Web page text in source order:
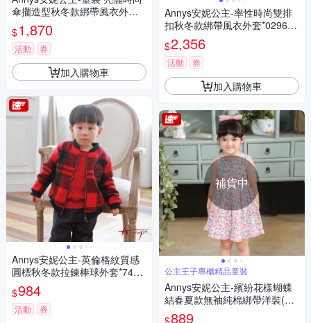
傘擺造型秋冬款綁帶風衣外套*
2298粉紅
$1,870
活動 券
加入購物車
Annys安妮公主-英倫格紋質感
圓標秋冬款拉鍊棒球外套*7478
紅色
$984
活動 券
Annys安妮公主-率性時尚雙排
扣秋冬款綁帶風衣外套*0296紅
色
$2,356
活動 券
加入購物車
補貨中
公主王子專櫃精品童裝
Annys安妮公主-繽紛花樣蝴蝶
結春夏款無袖純棉綁帶洋裝(33
12粉紅色)
889